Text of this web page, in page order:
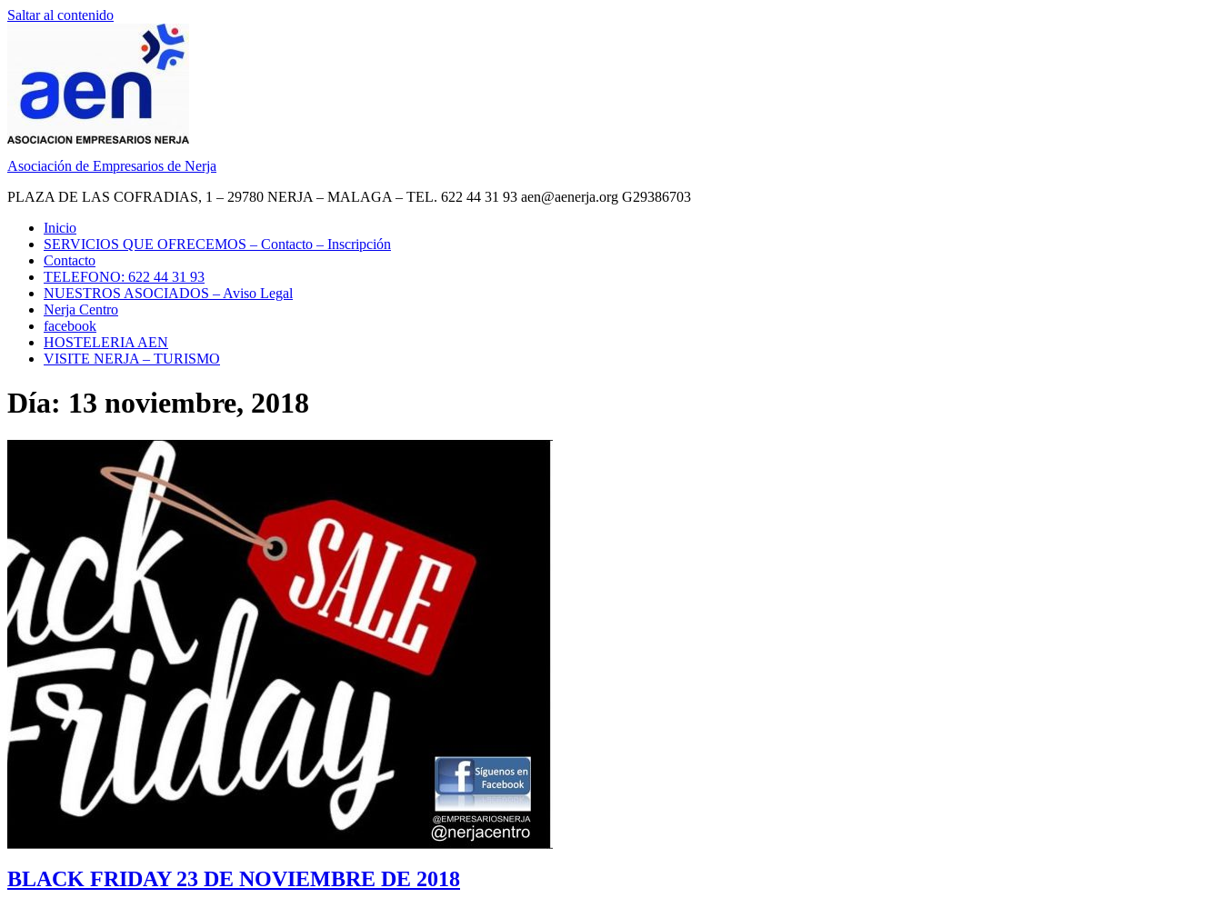
Saltar al contenido
Asociación de Empresarios de Nerja
PLAZA DE LAS COFRADIAS, 1 – 29780 NERJA – MALAGA – TEL. 622 44 31 93 aen@aenerja.org G29386703
Inicio
SERVICIOS QUE OFRECEMOS – Contacto – Inscripción
Contacto
TELEFONO: 622 44 31 93
NUESTROS ASOCIADOS – Aviso Legal
Nerja Centro
facebook
HOSTELERIA AEN
VISITE NERJA – TURISMO
Día: 13 noviembre, 2018
BLACK FRIDAY 23 DE NOVIEMBRE DE 2018